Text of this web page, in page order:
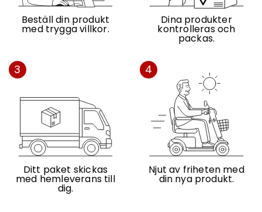
Beställ din produkt
med trygga villkor.
Dina produkter
kontrolleras och
packas.
3
Ditt paket skickas
med hemleverans till
dig.
4
Njut av friheten med
din nya produkt.